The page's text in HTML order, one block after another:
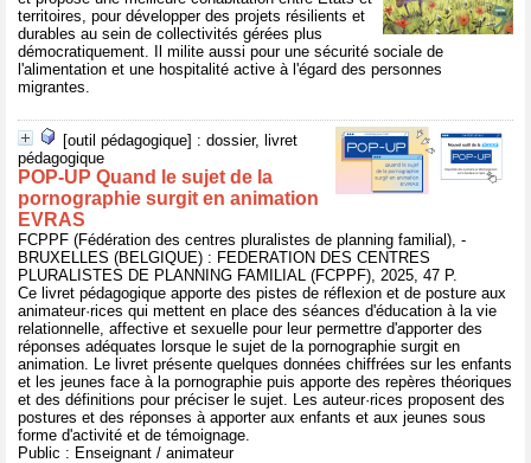
territoires, pour développer des projets résilients et
durables au sein de collectivités gérées plus
démocratiquement. Il milite aussi pour une sécurité sociale de
l'alimentation et une hospitalité active à l'égard des personnes
migrantes.
[outil pédagogique] : dossier, livret
pédagogique
POP-UP Quand le sujet de la
pornographie surgit en animation
EVRAS
FCPPF (Fédération des centres pluralistes de planning familial), -
BRUXELLES (BELGIQUE) : FEDERATION DES CENTRES
PLURALISTES DE PLANNING FAMILIAL (FCPPF), 2025, 47 P.
Ce livret pédagogique apporte des pistes de réflexion et de posture aux
animateur·rices qui mettent en place des séances d'éducation à la vie
relationnelle, affective et sexuelle pour leur permettre d'apporter des
réponses adéquates lorsque le sujet de la pornographie surgit en
animation. Le livret présente quelques données chiffrées sur les enfants
et les jeunes face à la pornographie puis apporte des repères théoriques
et des définitions pour préciser le sujet. Les auteur·rices proposent des
postures et des réponses à apporter aux enfants et aux jeunes sous
forme d'activité et de témoignage.
Public : Enseignant / animateur